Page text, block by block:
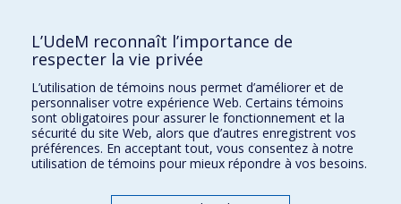
Écoles
Orthophonie et audiologie
Réadaptation
Directions
L’UdeM reconnaît l’importance de
respecter la vie privée
L’utilisation de témoins nous permet d’améliorer et de
personnaliser votre expérience Web. Certains témoins
sont obligatoires pour assurer le fonctionnement et la
sécurité du site Web, alors que d’autres enregistrent vos
préférences. En acceptant tout, vous consentez à notre
utilisation de témoins pour mieux répondre à vos besoins.